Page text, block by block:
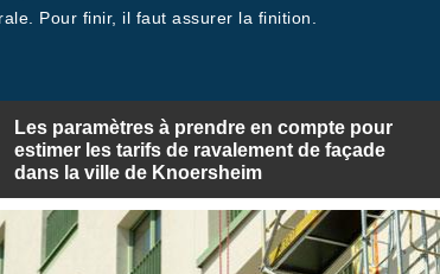
Pour finir, il faut assurer la finition.
Les paramètres à prendre en compte pour
estimer les tarifs de ravalement de façade
dans la ville de Knoersheim